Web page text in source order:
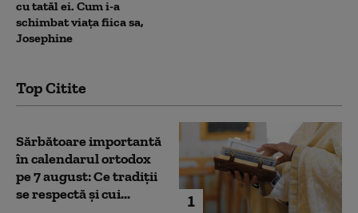
cu tatăl ei. Cum i-a
schimbat viața fiica sa,
Josephine
Top Citite
1
Sărbătoare importantă
în calendarul ortodox
pe 7 august: Ce tradiții
se respectă și cui...